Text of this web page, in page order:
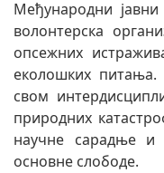
Међународни
волонтерска
опсежних
еколошких
свом
природних
научне сарадње и
основне слободе.